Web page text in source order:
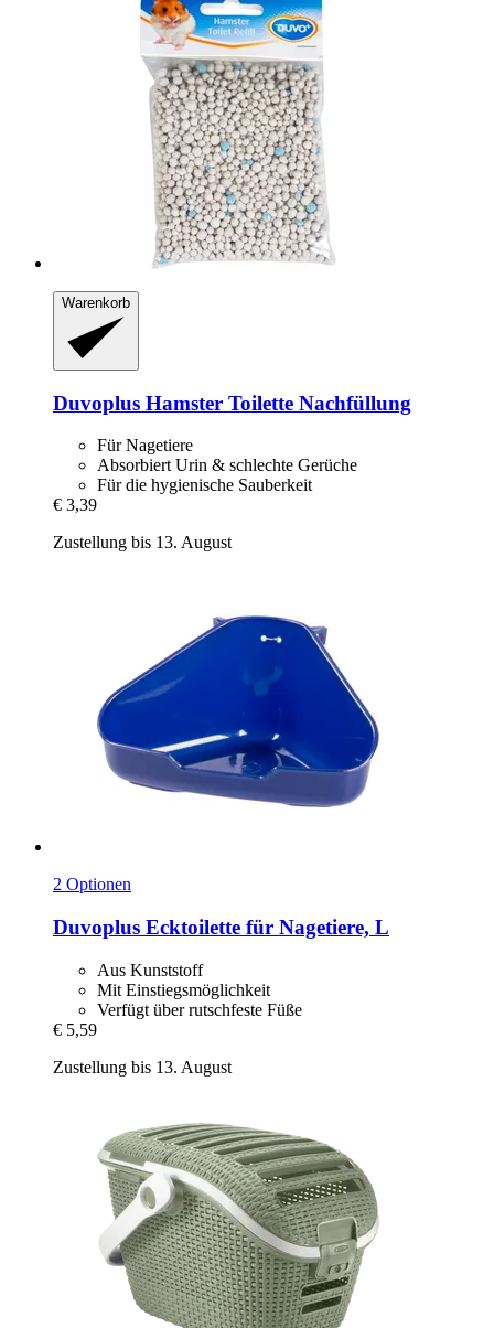
Warenkorb
Duvoplus Hamster Toilette Nachfüllung
Für Nagetiere
Absorbiert Urin & schlechte Gerüche
Für die hygienische Sauberkeit
€ 3,39
Zustellung bis 13. August
2 Optionen
Duvoplus Ecktoilette für Nagetiere, L
Aus Kunststoff
Mit Einstiegsmöglichkeit
Verfügt über rutschfeste Füße
€ 5,59
Zustellung bis 13. August